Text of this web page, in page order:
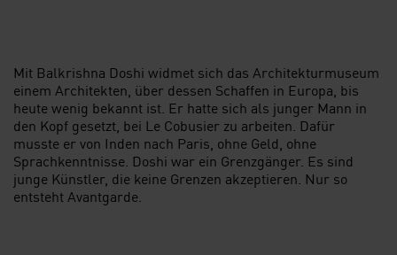
Mit Balkrishna Doshi widmet sich das Architekturmuseum
einem Architekten, über dessen Schaffen in Europa, bis
heute wenig bekannt ist. Er hatte sich als junger Mann in
den Kopf gesetzt, bei Le Cobusier zu arbeiten. Dafür
musste er von Inden nach Paris, ohne Geld, ohne
Sprachkenntnisse. Doshi war ein Grenzgänger. Es sind
junge Künstler, die keine Grenzen akzeptieren. Nur so
entsteht Avantgarde.